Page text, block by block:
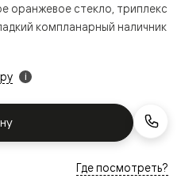
i
оранжевое стекло, триплекс
компланарный наличник
Где посмотреть?